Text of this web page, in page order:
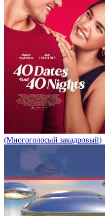
(Многоголосый закадровый)